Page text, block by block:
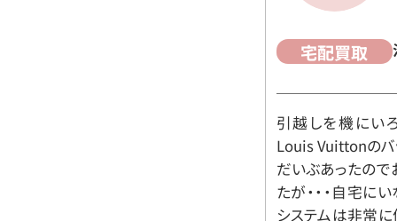
宅配買取
引越しを機にい
Louis Vuittonのバ
だいぶあったので
たが・・・自宅に
システムは非常に